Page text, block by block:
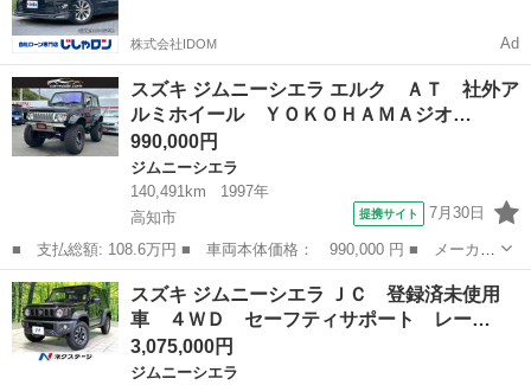
ム （検11.6）
株式会社IDOM Ad
スズキ ジムニーシエラ エルク ＡＴ 社外ア
ルミホイール ＹＯＫＯＨＡＭＡジオ…
990,000円
ジムニーシエラ
140,491km
1997年
高知市
提携サイト 7月30日
■ 支払総額: 108.6万円 ■ 車両本体価格： 990,000 円 ■ メーカー
名： スズキ ■ 車種名： ジムニーシエラ ■ グレード名： エル
ク ＡＴ 社外アルミホイール ＹＯＫＯＨＡＭＡジオランダータイ
ヤ オーバ...
高知 高知市 ジムニーシエラ
スズキ ジムニーシエラ ＪＣ 登録済未使用
車 ４ＷＤ セーフティサポート レー…
3,075,000円
ジムニーシエラ